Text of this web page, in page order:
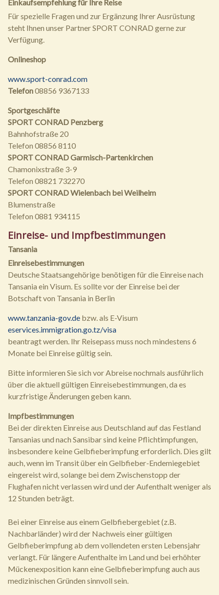
Einkaufsempfehlung für Ihre Reise
Für spezielle Fragen und zur Ergänzung Ihrer Ausrüstung
steht Ihnen unser Partner SPORT CONRAD gerne zur
Verfügung.
Onlineshop
www.sport-conrad.com
Telefon08856 9367133
Sportgeschäfte
SPORT CONRAD Penzberg
Bahnhofstraße 20
Telefon 08856 8110
SPORT CONRAD Garmisch-Partenkirchen
Chamonixstraße 3-9
Telefon 08821 732270
SPORT CONRAD Wielenbach bei Weilheim
Blumenstraße
Telefon 0881 934115
Einreise- und Impfbestimmungen
Tansania
Einreisebestimmungen
Deutsche Staatsangehörige benötigen für die Einreise nach
Tansania ein Visum. Es sollte vor der Einreise bei der
Botschaft von Tansania in Berlin
www.tanzania-gov.de bzw. als E-Visum
eservices.immigration.go.tz/visa
beantragt werden. Ihr Reisepass muss noch mindestens 6
Monate bei Einreise gültig sein.
Bitte informieren Sie sich vor Abreise nochmals ausführlich
über die aktuell gültigen Einreisebestimmungen, da es
kurzfristige Änderungen geben kann.
Impfbestimmungen
Bei der direkten Einreise aus Deutschland auf das Festland
Tansanias und nach Sansibar sind keine Pflichtimpfungen,
insbesondere keine Gelbfieberimpfung erforderlich. Dies gilt
auch, wenn im Transit über ein Gelbfieber-Endemiegebiet
eingereist wird, solange bei dem Zwischenstopp der
Flughafen nicht verlassen wird und der Aufenthalt weniger als
12 Stunden beträgt.
Bei einer Einreise aus einem Gelbfiebergebiet (z.B.
Nachbarländer) wird der Nachweis einer gültigen
Gelbfieberimpfung ab dem vollendeten ersten Lebensjahr
verlangt. Für längere Aufenthalte im Land und bei erhöhter
Mückenexposition kann eine Gelbfieberimpfung auch aus
medizinischen Gründen sinnvoll sein.